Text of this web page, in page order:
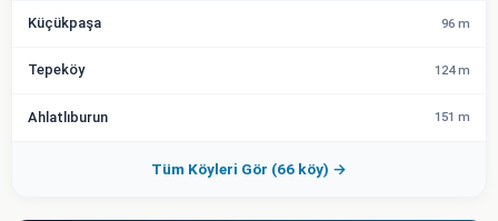
Küçükpaşa 96 m
Tepeköy 124 m
Ahlatlıburun 151 m
Tüm Köyleri Gör (66 köy) →